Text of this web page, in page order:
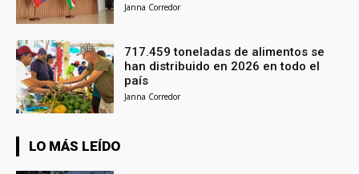
Janna Corredor
717.459 toneladas de alimentos se
han distribuido en 2026 en todo el
país
Janna Corredor
LO MÁS LEÍDO